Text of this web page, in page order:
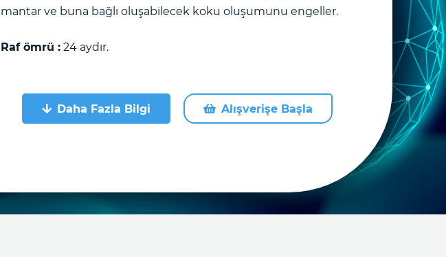
mantar ve buna bağlı oluşabilecek koku oluşumunu engeller.
Raf ömrü : 24 aydır.
Daha Fazla Bilgi Alışverişe Başla